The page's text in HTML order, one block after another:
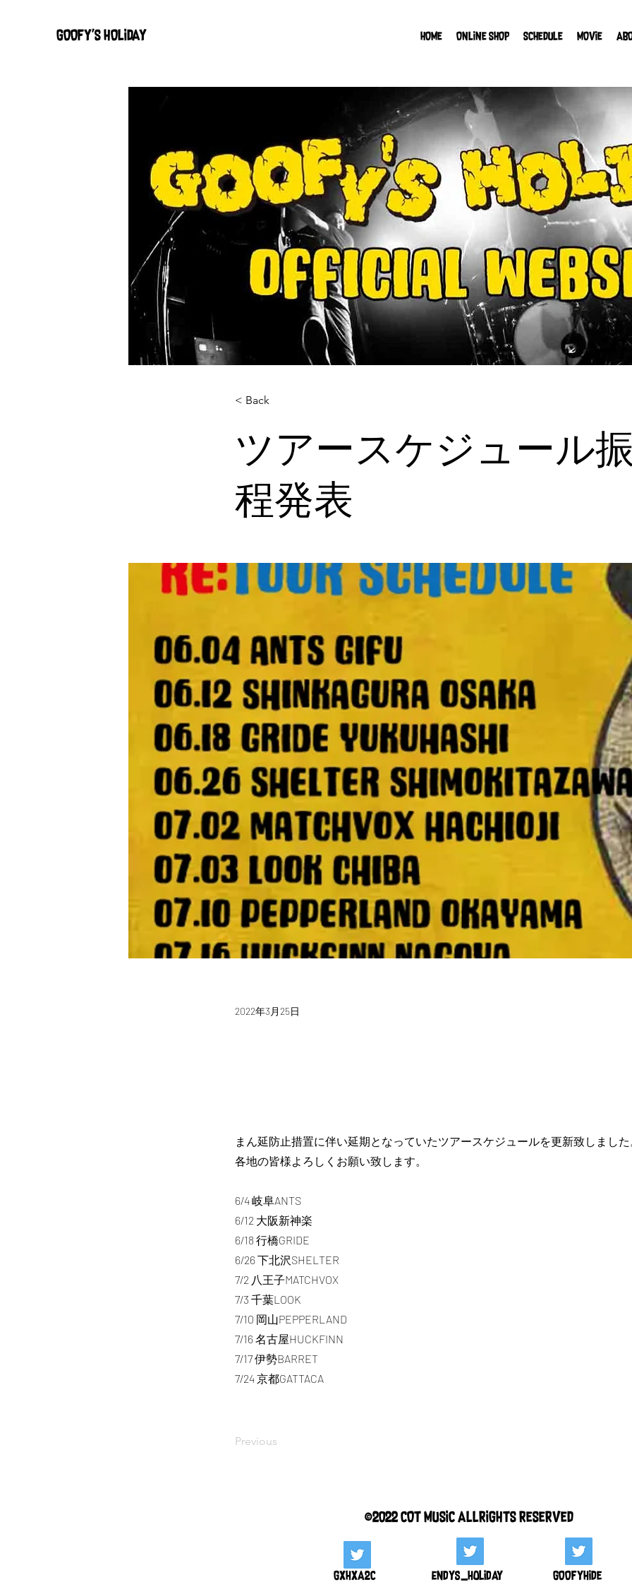
GOOFY'S HOLIDAY HOME ONLINE SHOP SCHEDULE MOVIE
< Back
ツアースケジュール
程発表
2022年3月25日
まん延防止措置に伴い延期となっていたツアースケジュールを更新致しまし
各地の皆様よろしくお願い致します。
6/4 岐阜ANTS
6/12 大阪新神楽
6/18 行橋GRIDE
6/26 下北沢SHELTER
7/2 八王子MATCHVOX
7/3 千葉LOOK
7/10 岡山PEPPERLAND
7/16 名古屋HUCKFINN
7/17 伊勢BARRET
7/24 京都GATTACA
Previous
©2022 COT MUSIC ALLRIGHTS RESERVED
GxHxa2c endys_holiday GOOFYHIDE